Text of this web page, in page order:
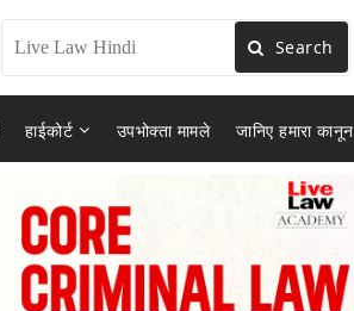
Search
हाईकोर्ट उपभोक्ता मामले जानिए हमारा कानून